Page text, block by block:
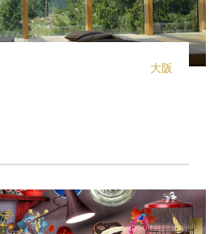
大阪